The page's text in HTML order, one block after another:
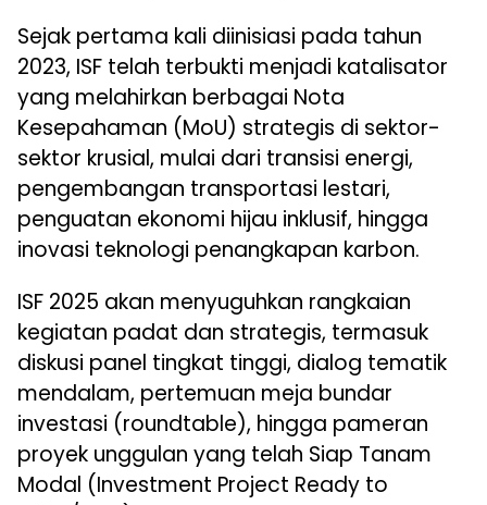
Sejak pertama kali diinisiasi pada tahun
2023, ISF telah terbukti menjadi katalisator
yang melahirkan berbagai Nota
Kesepahaman (MoU) strategis di sektor-
sektor krusial, mulai dari transisi energi,
pengembangan transportasi lestari,
penguatan ekonomi hijau inklusif, hingga
inovasi teknologi penangkapan karbon.
ISF 2025 akan menyuguhkan rangkaian
kegiatan padat dan strategis, termasuk
diskusi panel tingkat tinggi, dialog tematik
mendalam, pertemuan meja bundar
investasi (roundtable), hingga pameran
proyek unggulan yang telah Siap Tanam
Modal (Investment Project Ready to